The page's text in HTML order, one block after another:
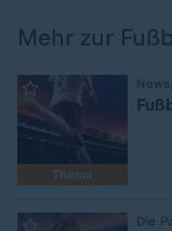
Mehr zur
Thema
Die